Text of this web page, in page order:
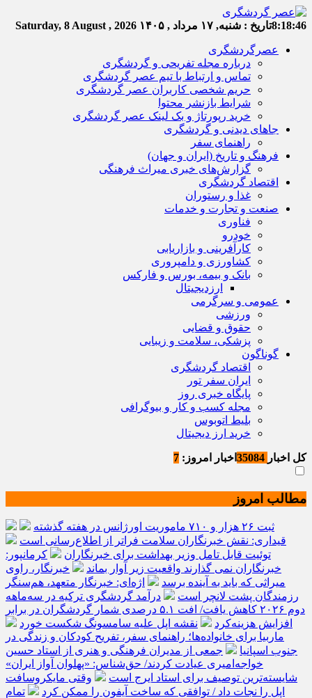
8:18:47تاریخ : شنبه, ۱۷ مرداد , ۱۴۰۵ Saturday, 8 August , 2026
عصرگردشگری
درباره مجله تفریحی و گردشگری
تماس و ارتباط با تیم عصر گردشگری
حریم شخصی کاربران عصر گردشگری
شرایط بازنشر محتوا
خرید رپورتاژ و بک لینک عصر گردشگری
جاهای دیدنی و گردشگری
راهنمای سفر
فرهنگ و تاریخ (ایران و جهان)
گزارش‌های خبری میراث فرهنگی
اقتصاد گردشگری
غذا و رستوران
صنعت و تجارت و خدمات
فناوری
خودرو
کارآفرینی و بازاریابی
کشاورزی و دامپروری
بانک و بیمه، بورس و فارکس
ارزدیجیتال
عمومی و سرگرمی
ورزشی
حقوق و قضایی
پزشکی، سلامت و زیبایی
گوناگون
اقتصاد گردشگری
ایران سفر تور
پایگاه خبری روز
مجله کسب و کار و بیوگرافی
بلیط اتوبوس
خرید ارز دیجیتال
کل اخبار اخبار امروز: 7
مطالب امروز
ثبت ۲۶ هزار و ۷۱۰ ماموریت اورژانس در هفته گذشته
قیداری: نقش خبرنگاران سلامت فراتر از اطلاع‌رسانی است
توئیت قابل تامل وزیر بهداشت برای خبرنگاران
کرمانپور:
خبرنگاران نمی گذارند واقعیت زیر آوار بماند
خبرنگار، راوی
میراثی که باید به آینده برسد
اژه‌ای: خبرنگار متعهد، هم‌سنگر
رزمندگان پشت لانچر است
درآمد گردشگری ترکیه در سه‌ماهه
دوم ۲۰۲۶ کاهش یافت/ افت ۵.۱ درصدی شمار گردشگران در برابر
افزایش هزینه‌کرد
نقشه اپل علیه سامسونگ شکست خورد
ماربیا برای خانواده‌ها؛ راهنمای سفر، تفریح کودکان و زندگی در
جنوب اسپانیا
جمعی از مدیران فرهنگی و هنری از استاد حسین
خواجه‌امیری عیادت کردند/ حق‌شناس: «پهلوان آواز ایران»
شایسته‌ترین توصیف برای استاد ایرج است
وقتی مایکروسافت
اپل را نجات داد / توافقی که ساخت آیفون را ممکن کرد
تمام